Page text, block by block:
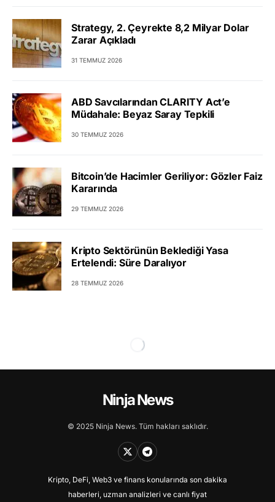
Strategy, 2. Çeyrekte 8,2 Milyar Dolar
Zarar Açıkladı
31 TEMMUZ 2026
ABD Savcılarından CLARITY Act’e
Müdahale: Beyaz Saray Tepkili
30 TEMMUZ 2026
Bitcoin’de Hacimler Geriliyor: Gözler Faiz
Kararında
29 TEMMUZ 2026
Kripto Sektörünün Beklediği Yasa
Ertelendi: Süre Daralıyor
28 TEMMUZ 2026
Ninja News
© 2025 Ninja News. Tüm hakları saklıdır.
Kripto, DeFi, Web3 ve finans konularında son dakika
haberleri, uzman analizleri ve canlı fiyat